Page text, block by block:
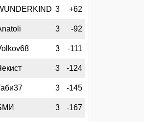
3 +62
3 -92
3 -111
3 -124
3 -145
3 -167